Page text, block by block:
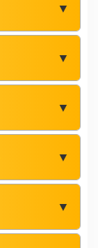
▼
▼
▼
▼
▼